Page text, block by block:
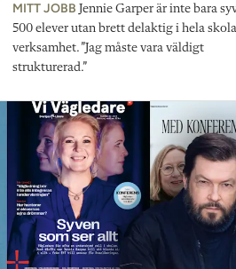
MITT JOBB Jennie Garper är inte bara
500 elever utan brett delaktig i hela
verksamhet. ”Jag måste vara väldigt
strukturerad.”